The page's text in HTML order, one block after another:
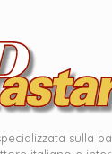
sulla